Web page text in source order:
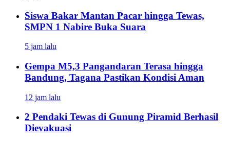
Siswa Bakar Mantan Pacar hingga Tewas,
SMPN 1 Nabire Buka Suara
5 jam lalu
Gempa M5,3 Pangandaran Terasa hingga
Bandung, Tagana Pastikan Kondisi Aman
12 jam lalu
2 Pendaki Tewas di Gunung Piramid Berhasil
Dievakuasi